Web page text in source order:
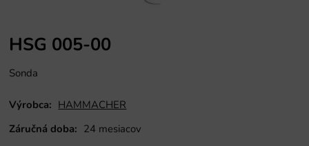
HSG 005-00
Sonda
Výrobca: HAMMACHER
Záručná doba: 24 mesiacov